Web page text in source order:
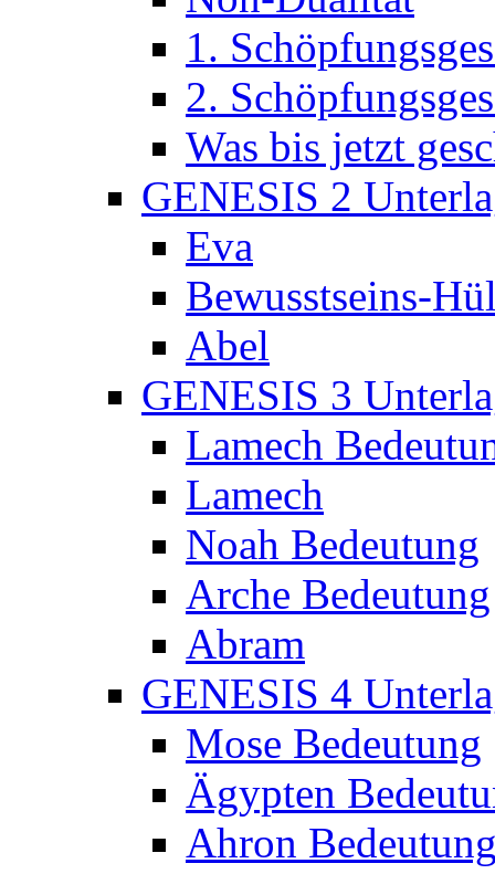
1.
2.
Was bis jetzt
GENESIS 2
Eva
Bewusstseins-
Abel
GENESIS 3
Lamech
Lamech
Noah Bedeutung
Arche Bedeutung
Abram
GENESIS 4
Mose Bedeutung
Ägypten
Ahron